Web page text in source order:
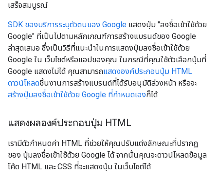
เสร็จสมบูรณ์
SDK ของบริการระบุตัวตนของ Google แสดงปุ่ม "ลงชื่อเข้าใช้ด้วย
Google" ที่เป็นไปตามหลักเกณฑ์การสร้างแบรนด์ของ Google
ล่าสุดเสมอ ซึ่งเป็นวิธีที่แนะนำในการแสดงปุ่มลงชื่อเข้าใช้ด้วย
Google ใน เว็บไซต์หรือแอปของคุณ ในกรณีที่คุณใช้ตัวเลือกปุ่มที่
Google แสดงไม่ได้ คุณสามารถแสดงองค์ประกอบปุ่ม HTML
ดาวน์โหลดชิ้นงานการสร้างแบรนด์ที่ได้รับอนุมัติล่วงหน้า หรือจะ
สร้างปุ่มลงชื่อเข้าใช้ด้วย Google ที่กำหนดเองก็ได้
แสดงผลองค์ประกอบปุ่ม HTML
เรามีตัวกำหนดค่า HTML ที่ช่วยให้คุณปรับแต่งลักษณะที่ปรากฏ
ของ ปุ่มลงชื่อเข้าใช้ด้วย Google ได้ จากนั้นคุณจะดาวน์โหลดข้อมูล
โค้ด HTML และ CSS ที่จะแสดงปุ่ม ในเว็บไซต์ได้